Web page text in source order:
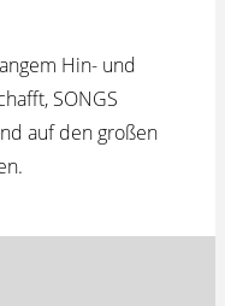
Hin- und
SONGS
auf den großen